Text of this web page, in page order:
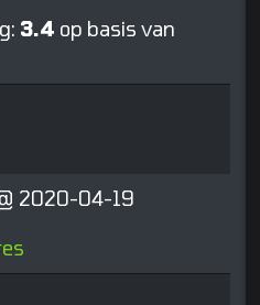
3.4 op basis van
2020-04-19